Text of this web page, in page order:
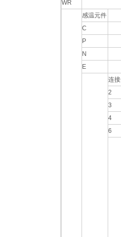
WR
感温元件
C
P
N
E
连
2
3
4
6